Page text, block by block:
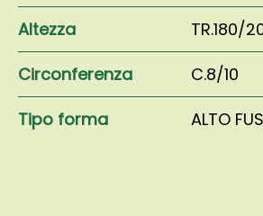
Altezza
TR.180/
Circonferenza
C.8/10
Tipo forma
ALTO